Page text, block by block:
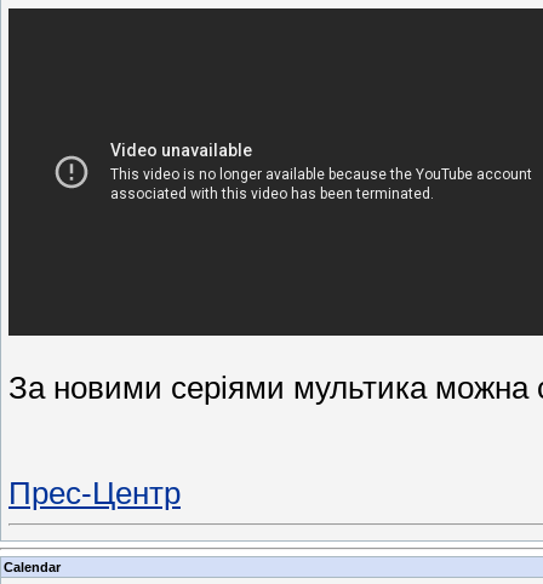
За новими серіями мультика можна
Прес-Центр
Calendar